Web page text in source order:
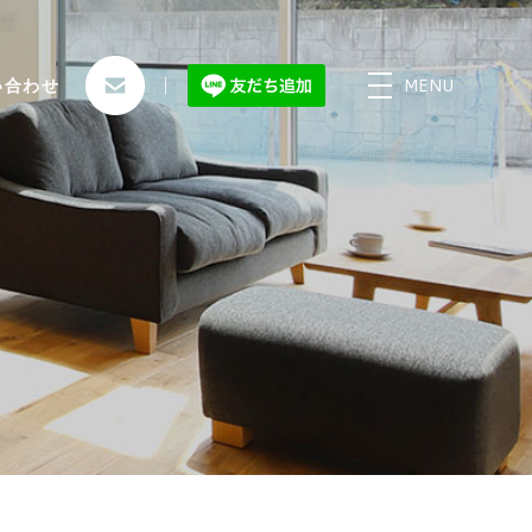
合わせ MENU